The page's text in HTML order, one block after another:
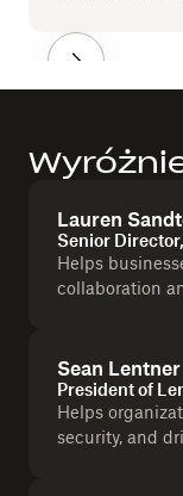
Lauren
Senior
Helps
collaboration
Sean Lentner
President of
Helps
security, and